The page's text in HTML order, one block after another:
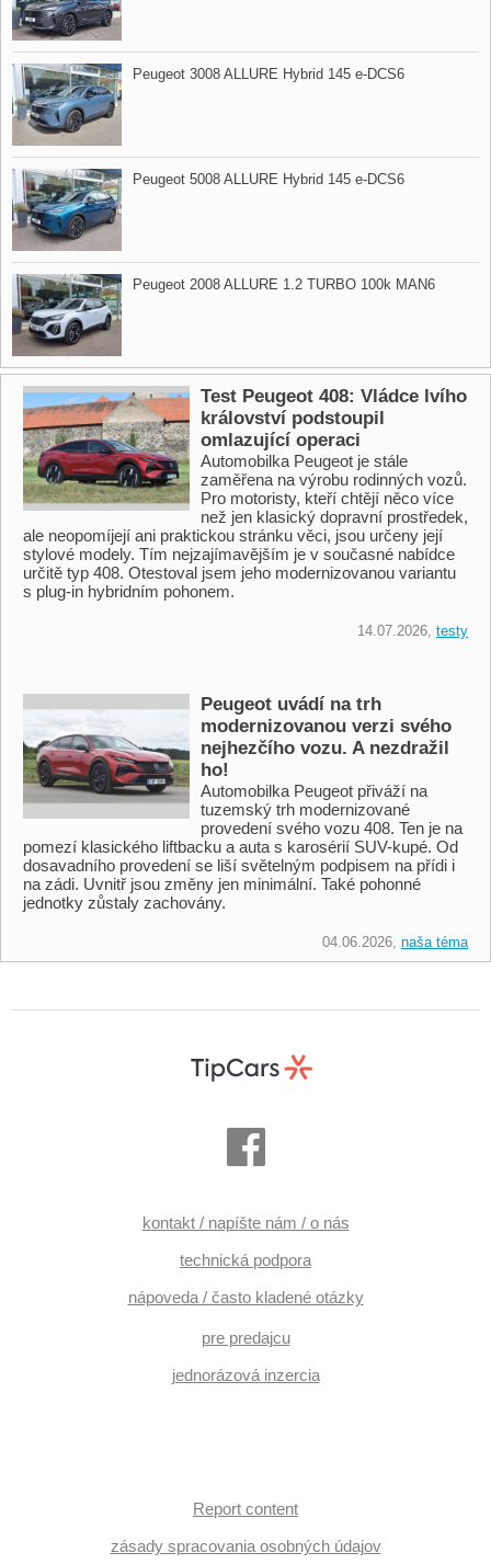
Peugeot 3008 ALLURE Hybrid 145 e​-DCS6
Peugeot 5008 ALLURE Hybrid 145 e​-DCS6
Peugeot 2008 ALLURE 1.2 TURBO 100k MAN6
Test Peugeot 408: Vládce lvího
království podstoupil
omlazující operaci
Automobilka Peugeot je stále
zaměřena na výrobu rodinných vozů.
Pro motoristy, kteří chtějí něco více
než jen klasický dopravní prostředek,
ale neopomíjejí ani praktickou stránku věci, jsou určeny její
stylové modely. Tím nejzajímavějším je v současné nabídce
určitě typ 408. Otestoval jsem jeho modernizovanou variantu
s plug-in hybridním pohonem.
14.07.2026, testy
Peugeot uvádí na trh
modernizovanou verzi svého
nejhezčího vozu. A nezdražil
ho!
Automobilka Peugeot přiváží na
tuzemský trh modernizované
provedení svého vozu 408. Ten je na
pomezí klasického liftbacku a auta s karosérií SUV-kupé. Od
dosavadního provedení se liší světelným podpisem na přídi i
na zádi. Uvnitř jsou změny jen minimální. Také pohonné
jednotky zůstaly zachovány.
04.06.2026, naša téma
kontakt / napíšte nám / o nás
technická podpora
nápoveda / často kladené otázky
pre predajcu
jednorázová inzercia
Report content
zásady spracovania osobných údajov